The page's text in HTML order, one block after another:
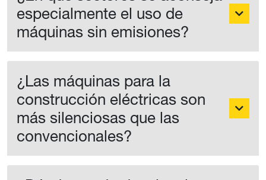
¿En qué sectores se aconseja
especialmente el uso de
máquinas sin emisiones?
¿Las máquinas para la
construcción eléctricas son
más silenciosas que las
convencionales?